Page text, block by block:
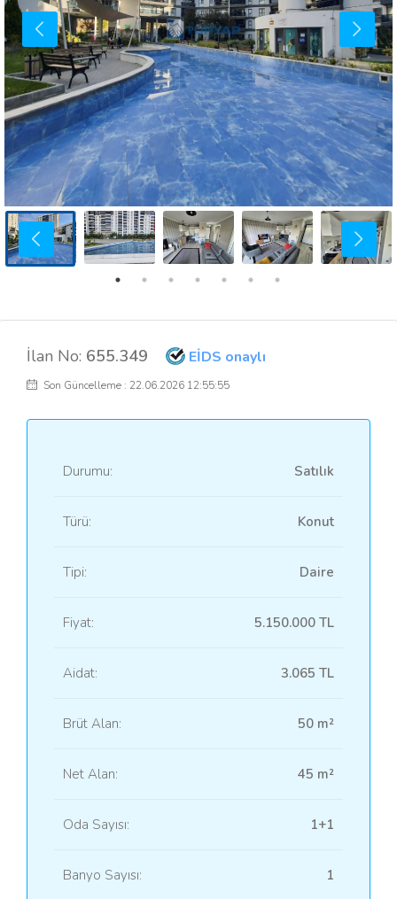
İlan No: 655.349 EİDS onaylı
Son Güncelleme : 22.06.2026 12:55:55
Durumu: Satılık
Türü: Konut
Tipi: Daire
Fiyat: 5.150.000 TL
Aidat: 3.065 TL
Brüt Alan: 50 m²
Net Alan: 45 m²
Oda Sayısı: 1+1
Banyo Sayısı: 1